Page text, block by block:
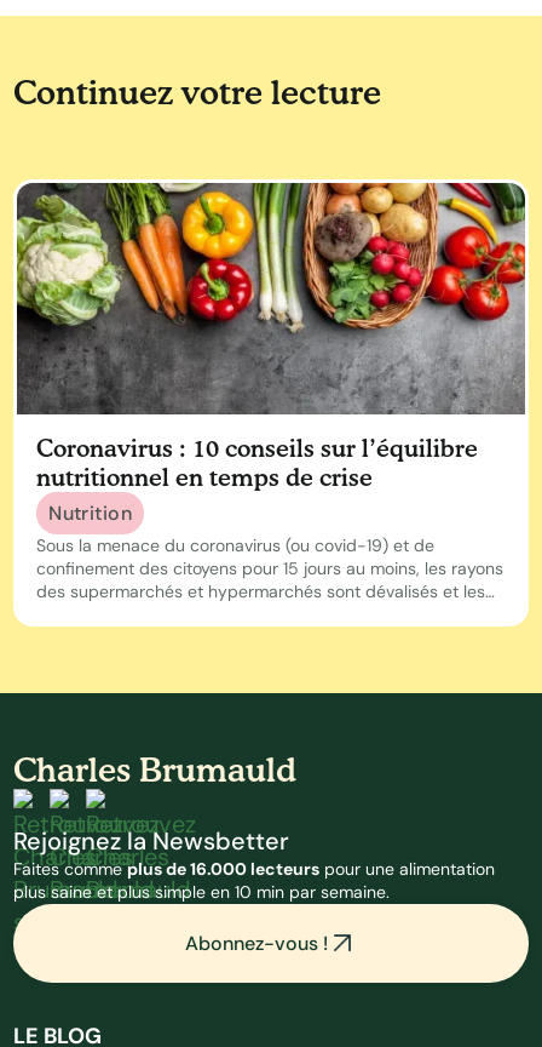
Continuez votre lecture
Coronavirus : 10 conseils sur l’équilibre
nutritionnel en temps de crise
Nutrition
Sous la menace du coronavirus (ou covid-19) et de
confinement des citoyens pour 15 jours au moins, les rayons
des supermarchés et hypermarchés sont dévalisés et les
Charles Brumauld
Rejoignez la Newsbetter
Faites commeplus de 16.000 lecteurs pour une alimentation
plus saine et plus simple en 10 min par semaine.
Abonnez-vous !
LE BLOG